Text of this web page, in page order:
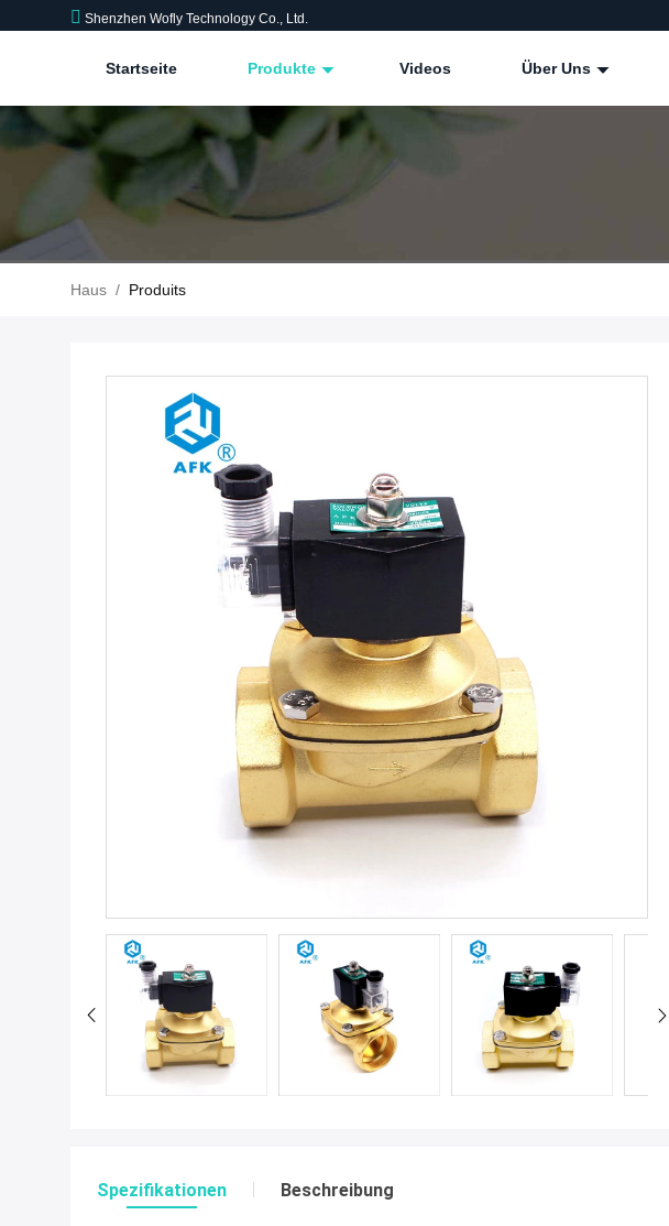
Shenzhen Wofly Technology Co., Ltd.
Startseite Produkte Videos Über Uns
Haus / Produits
Spezifikationen Beschreibung